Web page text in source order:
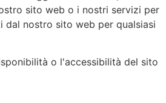
sito web o i nostri servizi per
nostro sito web per qualsiasi
o l'accessibilità del sito